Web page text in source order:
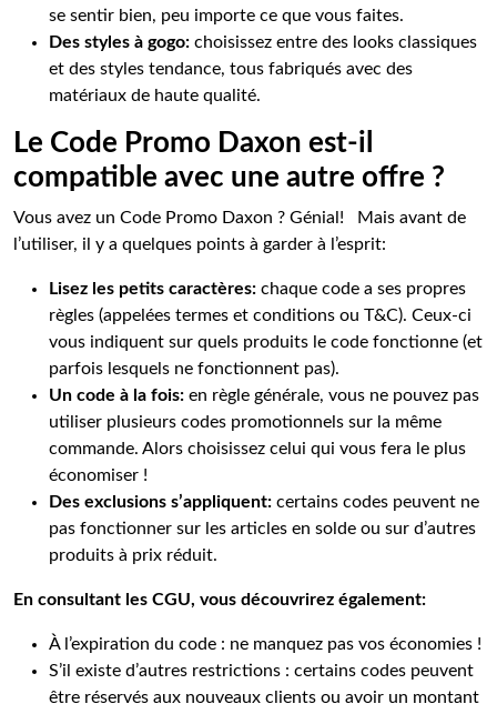
se sentir bien, peu importe ce que vous faites.
Des styles à gogo: choisissez entre des looks classiques
et des styles tendance, tous fabriqués avec des
matériaux de haute qualité.
Le Code Promo Daxon est-il
compatible avec une autre offre ?
Vous avez un Code Promo Daxon ? Génial! Mais avant de
l’utiliser, il y a quelques points à garder à l’esprit:
Lisez les petits caractères: chaque code a ses propres
règles (appelées termes et conditions ou T&C). Ceux-ci
vous indiquent sur quels produits le code fonctionne (et
parfois lesquels ne fonctionnent pas).
Un code à la fois: en règle générale, vous ne pouvez pas
utiliser plusieurs codes promotionnels sur la même
commande. Alors choisissez celui qui vous fera le plus
économiser !
Des exclusions s’appliquent: certains codes peuvent ne
pas fonctionner sur les articles en solde ou sur d’autres
produits à prix réduit.
En consultant les CGU, vous découvrirez également:
À l’expiration du code : ne manquez pas vos économies !
S’il existe d’autres restrictions : certains codes peuvent
être réservés aux nouveaux clients ou avoir un montant